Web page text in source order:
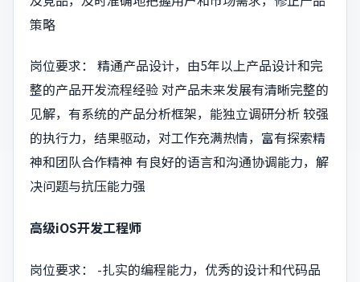
策略
岗位要求： 精通产品设计，由5年以上产品设计和完
整的产品开发流程经验 对产品未来发展有清晰完整的
见解，有系统的产品分析框架，能独立调研分析 较强
的执行力，结果驱动，对工作充满热情，富有探索精
神和团队合作精神 有良好的语言和沟通协调能力，解
决问题与抗压能力强
高级iOS开发工程师
岗位要求： -扎实的编程能力，优秀的设计和代码品